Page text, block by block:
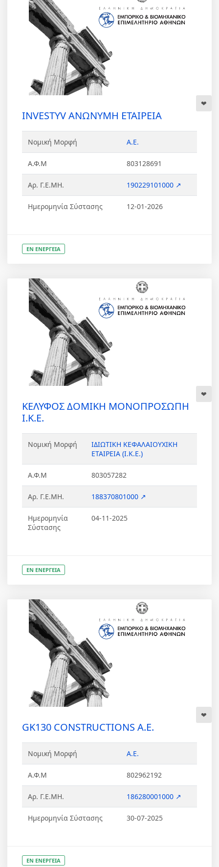
INVESTYV ΑΝΩΝΥΜΗ ΕΤΑΙΡΕΙΑ
Νομική Μορφή Α.Ε.
Α.Φ.Μ 803128691
Αρ. Γ.Ε.ΜΗ. 190229101000 ↗
Ημερομηνία Σύστασης 12-01-2026
ΕΝ ΕΝΕΡΓΕΙΑ
ΚΕΛΥΦΟΣ ΔΟΜΙΚΗ ΜΟΝΟΠΡΟΣΩΠΗ
Ι.Κ.Ε.
Νομική Μορφή
ΙΔΙΩΤΙΚΗ ΚΕΦΑΛΑΙΟΥΧΙΚΗ
ΕΤΑΙΡΕΙΑ (Ι.Κ.Ε.)
Α.Φ.Μ 803057282
Αρ. Γ.Ε.ΜΗ. 188370801000 ↗
Ημερομηνία
Σύστασης
04-11-2025
ΕΝ ΕΝΕΡΓΕΙΑ
GK130 CONSTRUCTIONS Α.Ε.
Νομική Μορφή Α.Ε.
Α.Φ.Μ 802962192
Αρ. Γ.Ε.ΜΗ. 186280001000 ↗
Ημερομηνία Σύστασης 30-07-2025
ΕΝ ΕΝΕΡΓΕΙΑ